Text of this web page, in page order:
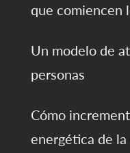
que comiencen
Un modelo de
personas
Cómo
energética de la